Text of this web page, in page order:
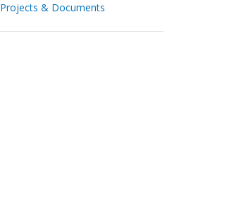
Projects & Documents